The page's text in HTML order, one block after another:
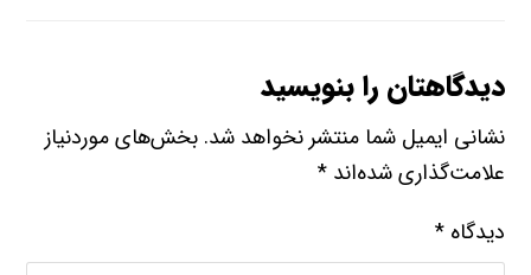
دیدگاهتان را بنویسید
نشانی ایمیل شما منتشر نخواهد شد. بخش‌های موردنیاز
علامت‌گذاری شده‌اند*
دیدگاه*